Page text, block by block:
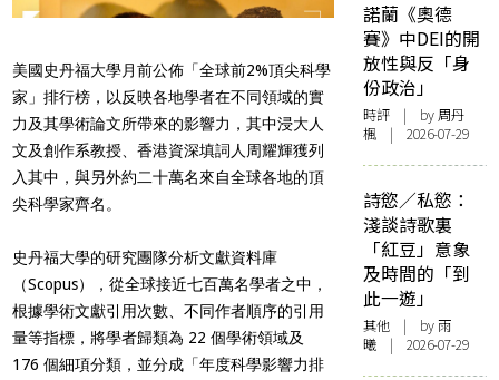
美國史丹福大學月前公佈「全球前2%頂尖科學
家」排行榜，以反映各地學者在不同領域的實
力及其學術論文所帶來的影響力，其中浸大人
文及創作系教授、香港資深填詞人周耀輝獲列
入其中，與另外約二十萬名來自全球各地的頂
尖科學家齊名。
史丹福大學的研究團隊分析文獻資料庫
（Scopus），從全球接近七百萬名學者之中，
根據學術文獻引用次數、不同作者順序的引用
量等指標，將學者歸類為 22 個學術領域及
176 個細項分類，並分成「年度科學影響力排
諾蘭《奧德
賽》中DEI的開
放性與反「身
份政治」
時評 | by周丹
楓 | 2026-07-29
詩慾／私慾：
淺談詩歌裏
「紅豆」意象
及時間的「到
此一遊」
其他 | by 雨
曦 | 2026-07-29